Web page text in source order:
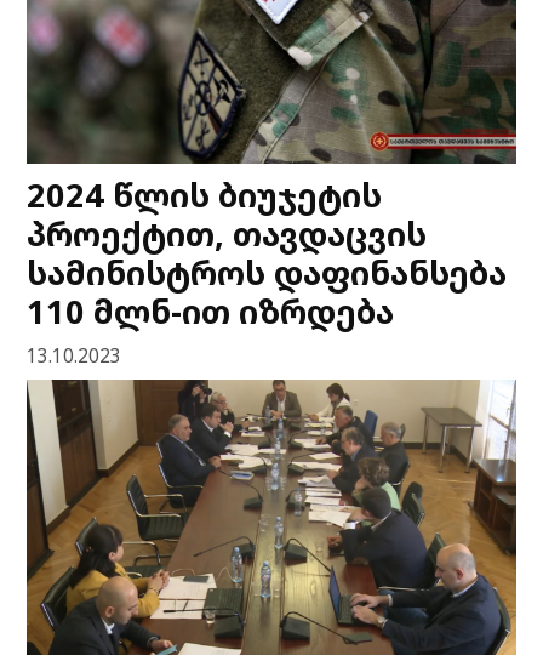
2024 წლის ბიუჯეტის
პროექტით, თავდაცვის
სამინისტროს დაფინანსება
110 მლნ-ით იზრდება
13.10.2023